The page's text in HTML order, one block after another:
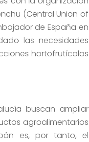
(Central Union of
de España en
las necesidades
hortofrutícolas
buscan ampliar
agroalimentarios
es, por tanto, el